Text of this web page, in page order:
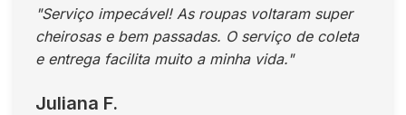
"Serviço impecável! As roupas voltaram super
cheirosas e bem passadas. O serviço de coleta
e entrega facilita muito a minha vida."
Juliana F.